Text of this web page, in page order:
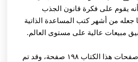
يقوم على فكرة قانون الجذب
جعله من أشهر كتب المساعدة الذاتية
مبيعات عالية على مستوى العالم.
هذا، وقد بلغت عدد صفحات هذا الكتاب ١٩٨ صفحة، وقد تم